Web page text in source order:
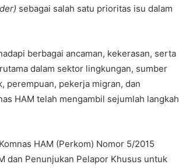
sebagai salah satu prioritas isu dalam
berbagai ancaman, kekerasan, serta
dalam sektor lingkungan, sumber
perempuan, pekerja migran, dan
HAM telah mengambil sejumlah langkah
HAM (Perkom) Nomor 5/2015
dan Penunjukan Pelapor Khusus untuk